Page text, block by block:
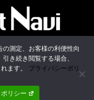
せ
測定、お客様の利便性向
き続き閲覧する場合、
ます。 プライバシーポリ
リシー